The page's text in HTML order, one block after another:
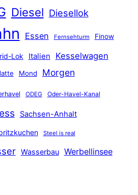
Diesel Diesellok
Essen Fernsehturm Finow
Lok Italien Kesselwagen
Mond Morgen
ODEG Oder-Havel-Kanal
Sachsen-Anhalt
Steel is real
Wasserbau Werbellinsee